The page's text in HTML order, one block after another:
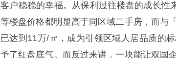
客户稳稳的幸福。从保利过往楼盘的成长性
等楼盘价格都明显高于同区域二手房，而与
已达到11万/㎡，成为引领区域人居品质的
予了红盘底气。而反过来讲，一块能让双国